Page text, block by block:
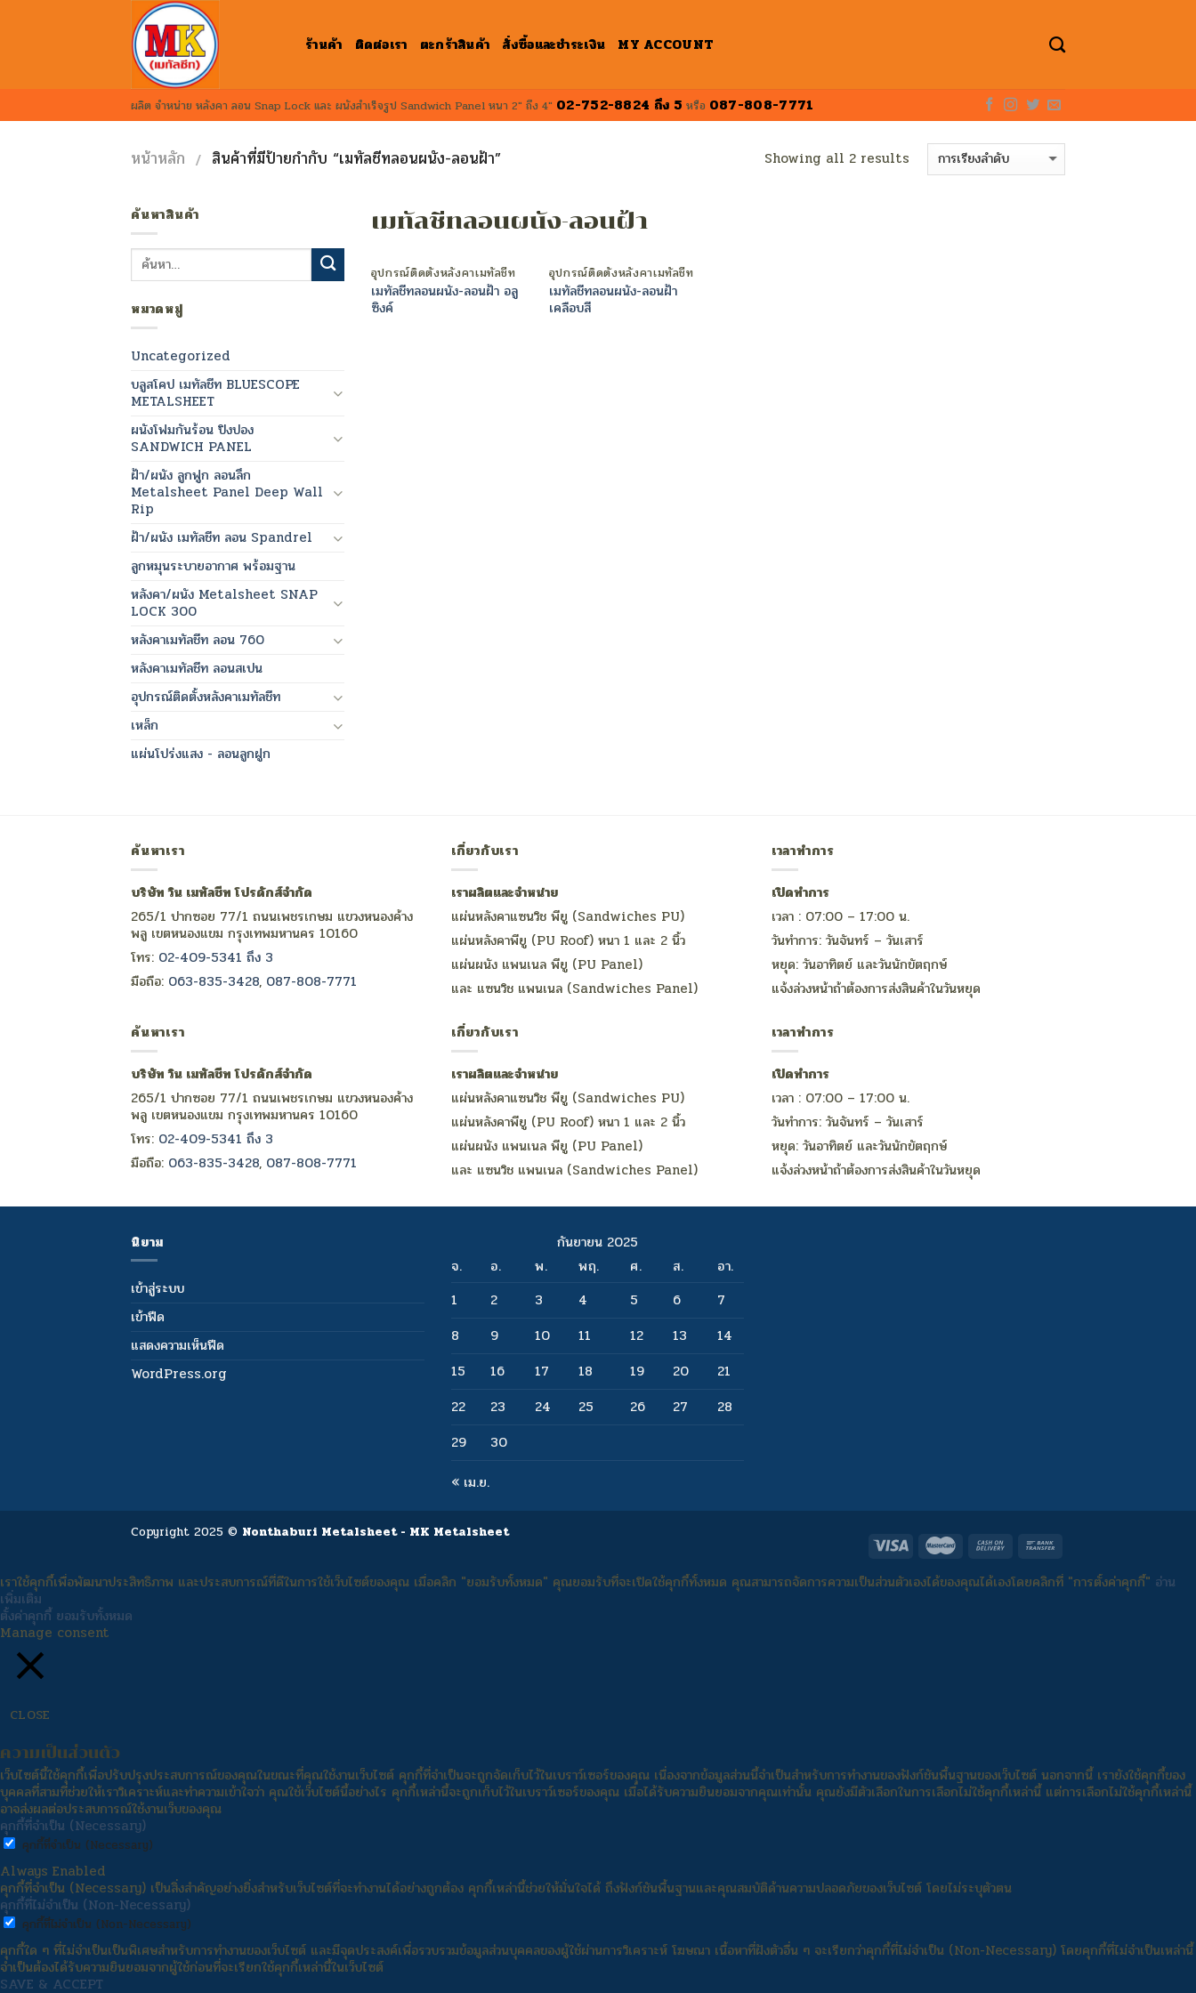
ร้านค้า ติดต่อเรา ตะกร้าสินค้า สั่งซื้อและชำระเงิน MY ACCOUNT
ผลิต จำหน่าย หลังคา ลอน Snap Lock และ ผนังสำเร็จรูป Sandwich Panel หนา 2" ถึง 4" 02-752-8824 ถึง 5 หรือ 087-808-7771
หน้าหลัก / สินค้าที่มีป้ายกำกับ “เมทัลชีทลอนผนัง-ลอนฝ้า” Showing all 2 results
ค้นหาสินค้า
ค้นหา:
หมวดหมู่
Uncategorized
บลูสโคป เมทัลชีท BLUESCOPE
METALSHEET
ผนังโฟมกันร้อน ปิงปอง
SANDWICH PANEL
ฝ้า/ผนัง ลูกฟูก ลอนลึก
Metalsheet Panel Deep Wall
Rip
ฝ้า/ผนัง เมทัลชีท ลอน Spandrel
ลูกหมุนระบายอากาศ พร้อมฐาน
หลังคา/ผนัง Metalsheet SNAP
LOCK 300
หลังคาเมทัลชีท ลอน 760
หลังคาเมทัลชีท ลอนสเปน
อุปกรณ์ติดตั้งหลังคาเมทัลชีท
เหล็ก
แผ่นโปร่งแสง - ลอนลูกฝูก
เมทัลชีทลอนผนัง-ลอนฝ้า
อุปกรณ์ติดตั้งหลังคาเมทัลชีท
เมทัลชีทลอนผนัง-ลอนฝ้า อลู
ซิงค์
อุปกรณ์ติดตั้งหลังคาเมทัลชีท
เมทัลชีทลอนผนัง-ลอนฝ้า
เคลือบสี
ค้นหาเรา
บริษัท วิน เมทัลชีท โปรดักส์จำกัด
265/1 ปากซอย 77/1 ถนนเพชรเกษม แขวงหนองค้าง
พลู เขตหนองแขม กรุงเทพมหานคร 10160
โทร: 02-409-5341 ถึง 3
มือถือ: 063-835-3428, 087-808-7771
เกี่ยวกับเรา
เราผลิตและจำหน่าย
แผ่นหลังคาแซนวิช พียู (Sandwiches PU)
แผ่นหลังคาพียู (PU Roof) หนา 1 และ 2 นิ้ว
แผ่นผนัง แพนเนล พียู (PU Panel)
และ แซนวิช แพนเนล (Sandwiches Panel)
เวลาทำการ
เปิดทำการ
เวลา : 07:00 – 17:00 น.
วันทำการ: วันจันทร์ – วันเสาร์
หยุด: วันอาทิตย์ และวันนักขัตฤกษ์
แจ้งล่วงหน้าถ้าต้องการส่งสินค้าในวันหยุด
ค้นหาเรา
บริษัท วิน เมทัลชีท โปรดักส์จำกัด
265/1 ปากซอย 77/1 ถนนเพชรเกษม แขวงหนองค้าง
พลู เขตหนองแขม กรุงเทพมหานคร 10160
โทร: 02-409-5341 ถึง 3
มือถือ: 063-835-3428, 087-808-7771
เกี่ยวกับเรา
เราผลิตและจำหน่าย
แผ่นหลังคาแซนวิช พียู (Sandwiches PU)
แผ่นหลังคาพียู (PU Roof) หนา 1 และ 2 นิ้ว
แผ่นผนัง แพนเนล พียู (PU Panel)
และ แซนวิช แพนเนล (Sandwiches Panel)
เวลาทำการ
เปิดทำการ
เวลา : 07:00 – 17:00 น.
วันทำการ: วันจันทร์ – วันเสาร์
หยุด: วันอาทิตย์ และวันนักขัตฤกษ์
แจ้งล่วงหน้าถ้าต้องการส่งสินค้าในวันหยุด
นิยาม
เข้าสู่ระบบ
เข้าฟีด
แสดงความเห็นฟีด
WordPress.org
กันยายน 2025
จ.
อ. พ. พฤ. ศ. ส.
อา.
1
2 3 4 5 6
7
8
9 10 11 12 13
14
15
16 17 18 19 20
21
22
23 24 25 26 27
28
29
30
« เม.ย.
Copyright 2025 © Nonthaburi Metalsheet - MK Metalsheet
เราใช้คุกกี้เพื่อพัฒนาประสิทธิภาพ และประสบการณ์ที่ดีในการใช้เว็บไซต์ของคุณ เมื่อคลิก "ยอมรับทั้งหมด" คุณยอมรับที่จะเปิดใช้คุกกี้ทั้งหมด คุณสามารถจัดการความเป็นส่วนตัวเองได้ของคุณได้เองโดยคลิกที่ "การตั้งค่าคุกกี้" อ่าน
เพิ่มเติม
ตั้งค่าคุกกี้ ยอมรับทั้งหมด
Manage consent
CLOSE
ความเป็นส่วนตัว
เว็บไซต์นี้ใช้คุกกี้เพื่อปรับปรุงประสบการณ์ของคุณในขณะที่คุณใช้งานเว็บไซต์ คุกกี้ที่จำเป็นจะถูกจัดเก็บไว้ในเบราว์เซอร์ของคุณ เนื่องจากข้อมูลส่วนนี้จำเป็นสำหรับการทำงานของฟังก์ชันพื้นฐานของเว็บไซต์ นอกจากนี้ เรายังใช้คุกกี้ของ
บุคคลที่สามที่ช่วยให้เราวิเคราะห์และทำความเข้าใจว่า คุณใช้เว็บไซต์นี้อย่างไร คุกกี้เหล่านี้จะถูกเก็บไว้ในเบราว์เซอร์ของคุณ เมื่อได้รับความยินยอมจากคุณเท่านั้น คุณยังมีตัวเลือกในการเลือกไม่ใช้คุกกี้เหล่านี้ แต่การเลือกไม่ใช้คุกกี้เหล่านี้
อาจส่งผลต่อประสบการณ์ใช้งานเว็บของคุณ
คุกกี้ที่จำเป็น (Necessary)
คุกกี้ที่จำเป็น (Necessary)
Always Enabled
คุกกี้ที่จำเป็น (Necessary) เป็นสิ่งสำคัญอย่างยิ่งสำหรับเว็บไซต์ที่จะทำงานได้อย่างถูกต้อง คุกกี้เหล่านี้ช่วยให้มั่นใจได้ ถึงฟังก์ชันพื้นฐานและคุณสมบัติด้านความปลอดภัยของเว็บไซต์ โดยไม่ระบุตัวตน
คุกกี้ที่ไม่จำเป็น (Non-Necessary)
คุกกี้ที่ไม่จำเป็น (Non-Necessary)
คุกกี้ใด ๆ ที่ไม่จำเป็นเป็นพิเศษสำหรับการทำงานของเว็บไซต์ และมีจุดประสงค์เพื่อรวบรวมข้อมูลส่วนบุคคลของผู้ใช้ผ่านการวิเคราะห์ โฆษณา เนื้อหาที่ฝังตัวอื่น ๆ จะเรียกว่าคุกกี้ที่ไม่จำเป็น (Non-Necessary) โดยคุกกี้ที่ไม่จำเป็นเหล่านี้
จำเป็นต้องได้รับความยินยอมจากผู้ใช้ก่อนที่จะเรียกใช้คุกกี้เหล่านี้ในเว็บไซต์
SAVE & ACCEPT